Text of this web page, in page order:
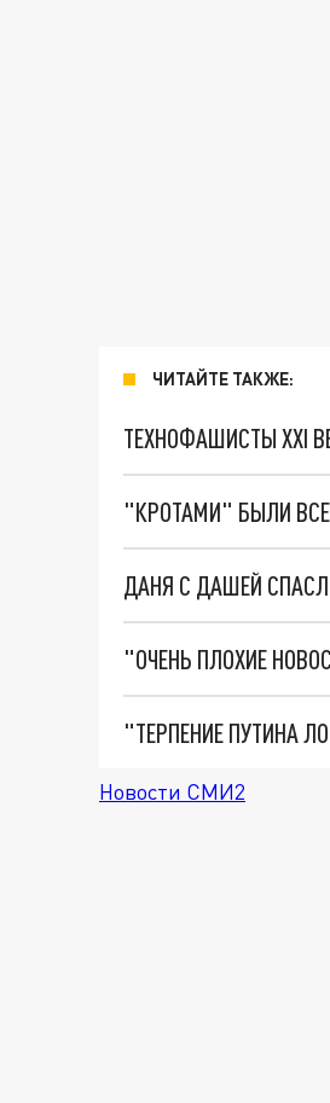
ЧИТАЙТЕ ТАКЖЕ:
ТЕХНОФАШИСТЫ XXI
"КРОТАМИ" БЫЛИ
ДАНЯ С ДАШЕЙ
Новости СМИ2